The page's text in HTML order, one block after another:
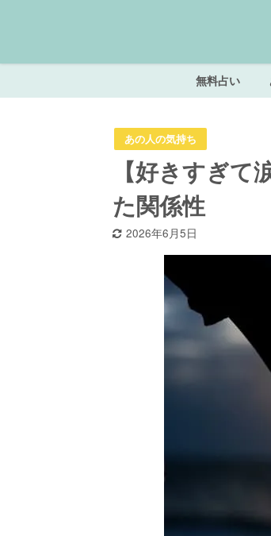
無料占い
あの人の気持ち
【好きすぎ
た関係性
2026年6月5日